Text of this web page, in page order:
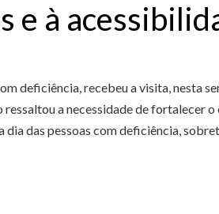
e à
deficiência, recebeu a visita, nesta
a necessidade de fortalecer
das pessoas com deficiência,